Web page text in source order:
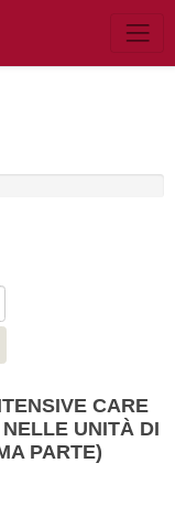
CARE
UNITÀ DI
PARTE)